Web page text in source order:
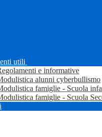
utili
e informative
alunni cyberbullismo
famiglie - Scuola
famiglie - Scuola